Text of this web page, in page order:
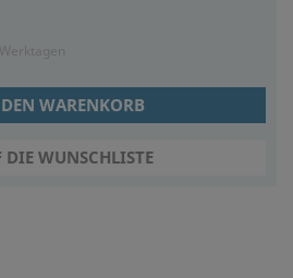
WARENKORB
DIE WUNSCHLISTE